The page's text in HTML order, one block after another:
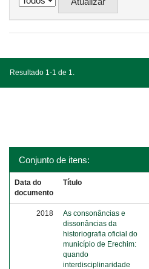
Resultado 1-1 de 1.
Conjunto de itens:
Data do
documento
Título
2018
As consonâncias e
dissonâncias da
historiografia oficial do
município de Erechim:
quando
interdisciplinaridade